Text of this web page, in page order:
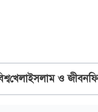
খেলাইসলাম ও জীবন